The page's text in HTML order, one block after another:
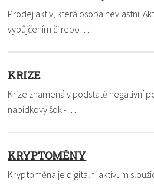
Prodej aktiv, která osoba nevlastní.
vypůjčením či repo…
KRIZE
Krize znamená v podstatě negativní
nabídkový šok -…
KRYPTOMĚNY
Kryptoměna je digitální aktivum